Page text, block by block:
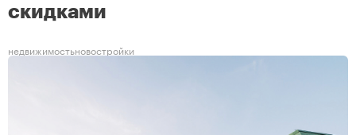
скидками
недвижимостьновостройки